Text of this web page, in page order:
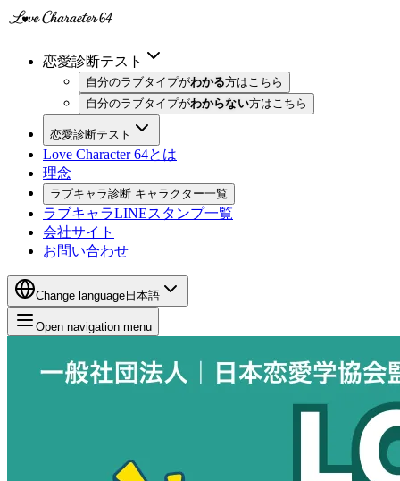
恋愛診断テスト
自分のラブタイプがわかる方はこちら
自分のラブタイプがわからない方はこちら
恋愛診断テスト
Love Character 64とは
理念
ラブキャラ診断 キャラクター一覧
ラブキャラLINEスタンプ一覧
会社サイト
お問い合わせ
Change language 日本語
Open navigation menu